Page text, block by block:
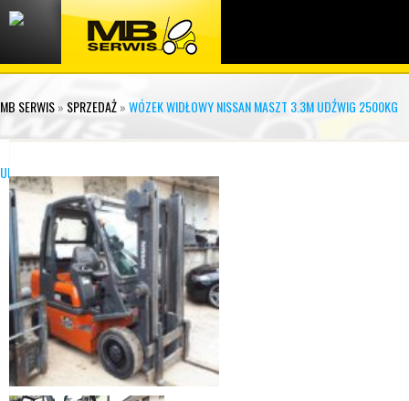
MB SERWIS» SPRZEDAŻ»WÓZEK WIDŁOWY NISSAN MASZT 3.3M UDŹWIG 2500KG
UD02A25PQ (32)